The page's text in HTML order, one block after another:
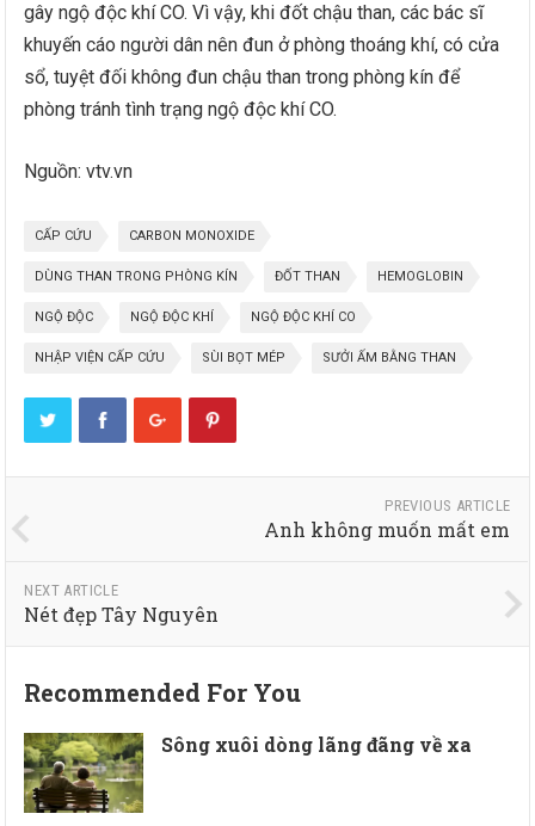
gây ngộ độc khí CO. Vì vậy, khi đốt chậu than, các bác sĩ
khuyến cáo người dân nên đun ở phòng thoáng khí, có cửa
sổ, tuyệt đối không đun chậu than trong phòng kín để
phòng tránh tình trạng ngộ độc khí CO.
Nguồn: vtv.vn
CẤP CỨU CARBON MONOXIDE
DÙNG THAN TRONG PHÒNG KÍN ĐỐT THAN HEMOGLOBIN
NGỘ ĐỘC NGỘ ĐỘC KHÍ NGỘ ĐỘC KHÍ CO
NHẬP VIỆN CẤP CỨU SÙI BỌT MÉP SƯỞI ẤM BẰNG THAN
PREVIOUS ARTICLE
Anh không muốn mất em
NEXT ARTICLE
Nét đẹp Tây Nguyên
Recommended For You
Sông xuôi dòng lãng đãng về xa